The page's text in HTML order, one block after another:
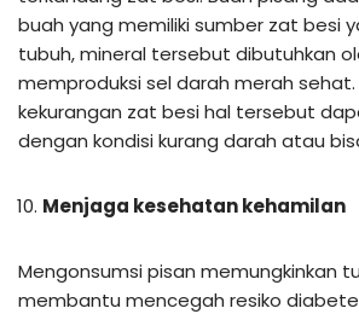
buah yang memiliki sumber zat besi
tubuh, mineral tersebut dibutuhkan
memproduksi sel darah merah
kekurangan zat besi hal tersebut
dengan kondisi kurang darah atau
Menjaga kesehatan kehamilan
Mengonsumsi pisan memungkinkan
membantu mencegah resiko